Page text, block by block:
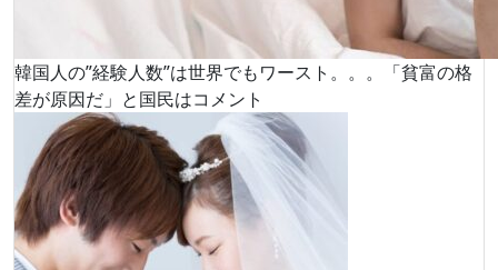
韓国人の”経験人数”は世界でもワースト。。。「貧富の格
差が原因だ」と国民はコメント